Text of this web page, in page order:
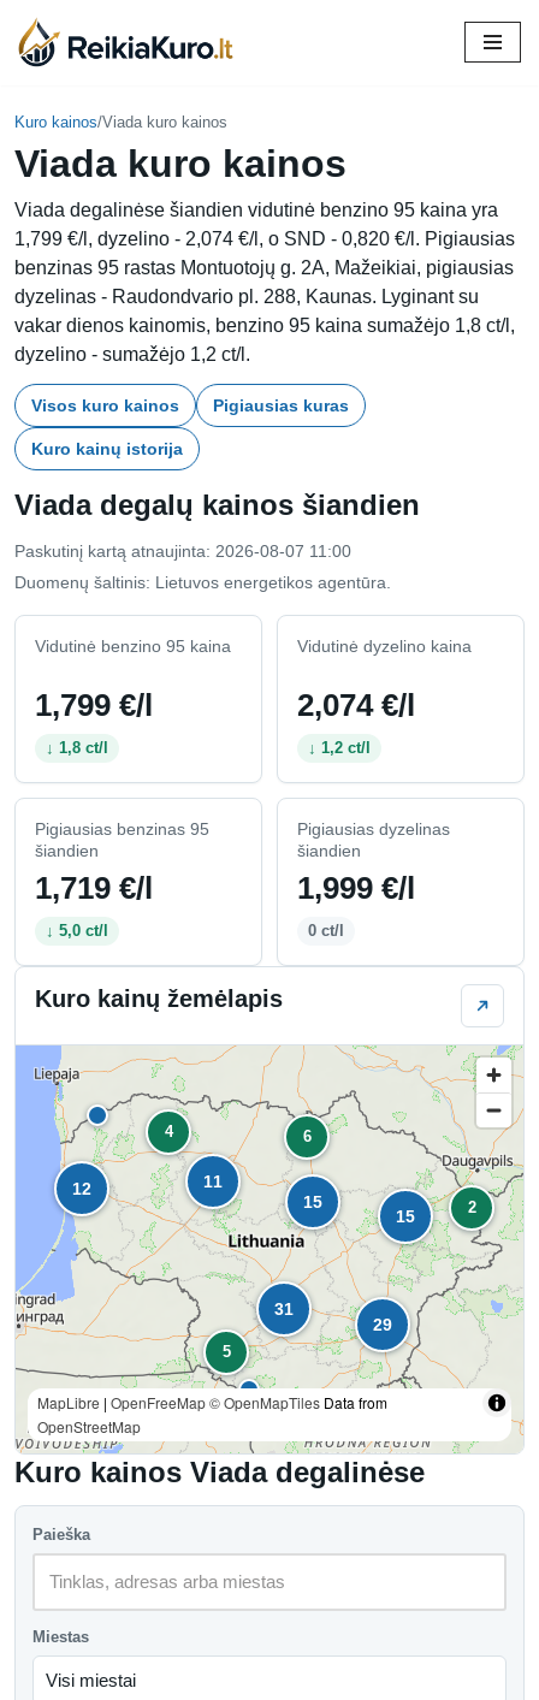
Skip
content
Kuro kainos/Viada kuro kainos
Viada kuro kainos
Viada degalinėse šiandien vidutinė benzino 95 kaina yra
1,799 €/l, dyzelino - 2,074 €/l, o SND - 0,820 €/l. Pigiausias
benzinas 95 rastas Montuotojų g. 2A, Mažeikiai, pigiausias
dyzelinas - Raudondvario pl. 288, Kaunas. Lyginant su
vakar dienos kainomis, benzino 95 kaina sumažėjo 1,8 ct/l,
dyzelino - sumažėjo 1,2 ct/l.
Visos kuro kainos Pigiausias kuras
Kuro kainų istorija
Viada degalų kainos šiandien
Paskutinį kartą atnaujinta: 2026-08-07 11:00
Duomenų šaltinis: Lietuvos energetikos agentūra.
Vidutinė benzino 95 kaina
1,799 €/l
↓ 1,8 ct/l
Vidutinė dyzelino kaina
2,074 €/l
↓ 1,2 ct/l
Pigiausias benzinas 95
šiandien
1,719 €/l
↓ 5,0 ct/l
Pigiausias dyzelinas
šiandien
1,999 €/l
0 ct/l
Kuro kainos Viada degalinėse
Paieška
Miestas
Kuro kainų žemėlapis
4
29
11
15
31
12
15
5
6
2
MapLibre | OpenFreeMap© OpenMapTiles Data from
OpenStreetMap